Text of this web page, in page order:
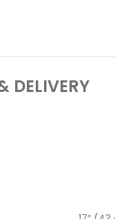
DELIVERY